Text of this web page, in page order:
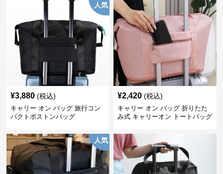
人気
¥3,880 (税込)
キャリー オン バッグ 旅行コン
パクトボストンバッグ
¥2,420 (税込)
キャリー オン バッグ 折りたた
み式 キャリーオン トートバッグ
人気